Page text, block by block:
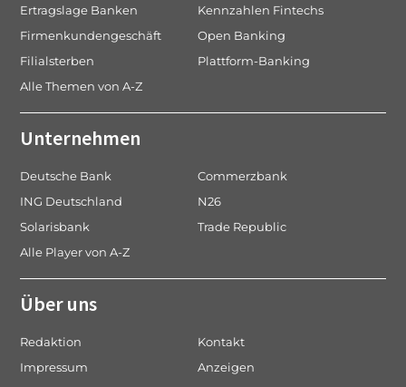
Ertragslage Banken
Kennzahlen Fintechs
Firmenkundengeschäft
Open Banking
Filialsterben
Plattform-Banking
Alle Themen von A-Z
Unternehmen
Deutsche Bank
Commerzbank
ING Deutschland
N26
Solarisbank
Trade Republic
Alle Player von A-Z
Über uns
Redaktion
Kontakt
Impressum
Anzeigen